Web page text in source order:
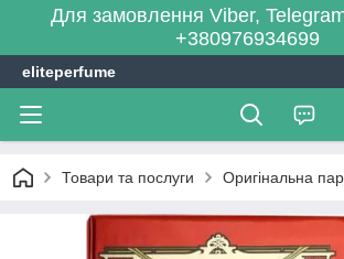
Для замовлення Viber,
+380976934699
eliteperfume
Товари та послуги Оригінальна